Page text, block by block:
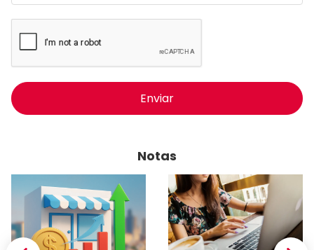
Enviar
Notas